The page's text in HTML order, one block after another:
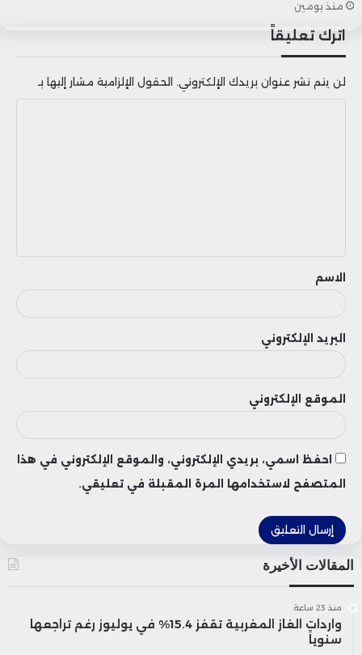
منذ يومين
اترك تعليقاً
لن يتم نشر عنوان بريدك الإلكتروني. الحقول الإلزامية مشار إليها بـ
ق
الاسم
البريد الإلكتروني
الموقع الإلكتروني
احفظ اسمي، بريدي الإلكتروني، والموقع الإلكتروني في هذا
المتصفح لاستخدامها المرة المقبلة في تعليقي.
المقالات الأخيرة
منذ 23 ساعة
واردات الغاز المغربية تقفز 15.4% في يوليوز رغم تراجعها
سنوياً